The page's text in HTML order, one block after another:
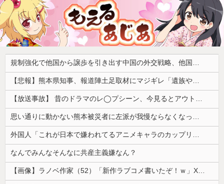
規制強化で他国から譲歩を引き出す中国の外交戦略、他国がサプライチェーン変更で対抗した結果……
【悲報】熊本県知事、報道陣土足取材にマジギレ「遺族や被災者から強い不満でてる！」 → 記者「例えば？」 → 知事、怒り通り越して呆れてしまう ………
【放送事故】 昔のドラマのレ◯プシーン、今見るとアウトすぎる・・・
思い通りに動かない熊本被災者に左派が我慢ならなくなった模様、避難所で苦しむ被災者に対して……
外国人「これが日本で嫌われてるアニメキャラのカップリングらしい…」
なんでみんなそんなに共産主義嫌なん？
【画像】ラノベ作家（52）「新作ラブコメ書いたぞ！ｗ」X民「いい歳こいてラブコメ（笑）恥ずかしくないの？」←やめたれｗと話題に